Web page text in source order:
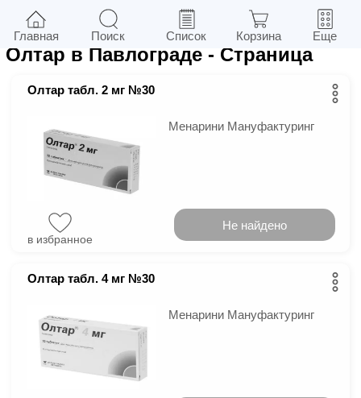
Фильтры 4 Павлоград
Олтар в Павлограде - Страница
Олтар табл. 2 мг №30
Менарини Мануфактуринг
в избранное
Не найдено
Олтар табл. 4 мг №30
Менарини Мануфактуринг
Главная Поиск Список Корзина Еще